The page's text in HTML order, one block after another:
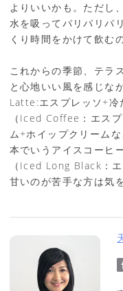
よりいいかも。ただし
水を吸ってパリパリパ
くり時間をかけて飲む
これからの季節、テラ
と心地いい風を感じな
Latte:エスプレッソ+冷
（Iced Coffee：エス
ム+ホイップクリーム
本でいうアイスコーヒ
（Iced Long Black：
甘いのが苦手な方は気